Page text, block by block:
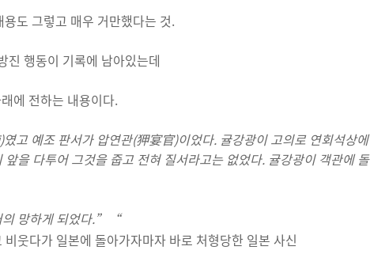
도 그렇고 매우 거만했다는 것.
진 행동이 기록에 남아있는데
에 전하는 내용이다.
고 예조 판서가 압연관(狎宴官)이었다. 귤강광이 고의로 연회석상에
을 다투어 그것을 줍고 전혀 질서라고는 없었다. 귤강광이 객관에 돌
망하게 되었다.” “